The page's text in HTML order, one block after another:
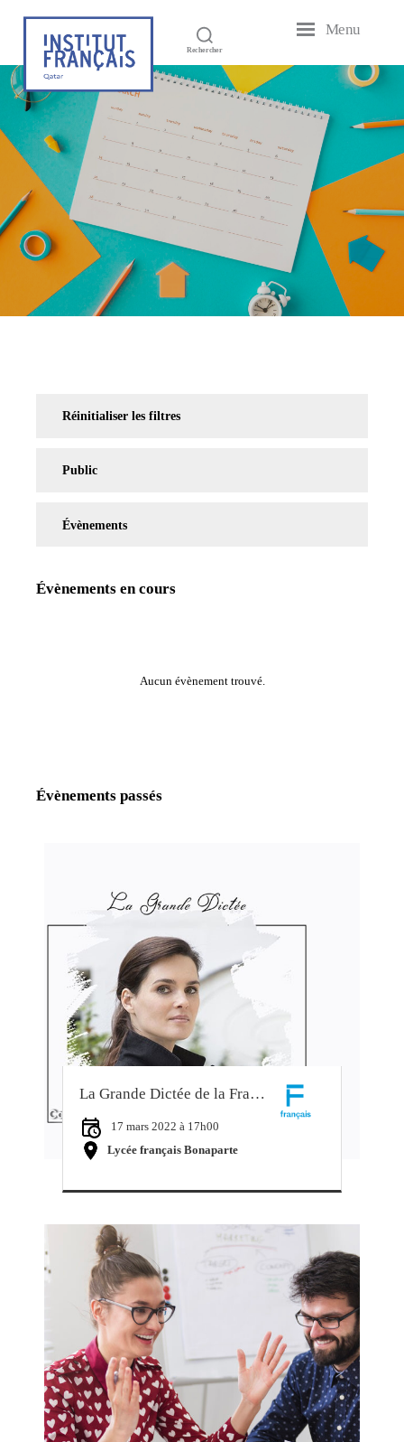
Rechercher
Institut
Français
Qatar
Menu
Réinitialiser les filtres
Public
Évènements
Évènements en cours
Aucun évènement trouvé.
Évènements passés
La Grande Dictée de la Francophonie
17 mars 2022 à 17h00
Lycée français Bonaparte